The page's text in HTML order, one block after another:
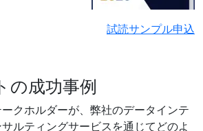
試読サンプル申込
の成功事例
クホルダーが、弊社のデータインテ
ルティングサービスを通じてどのよ